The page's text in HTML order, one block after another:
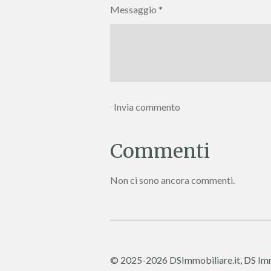
Messaggio *
Invia commento
Commenti
Non ci sono ancora commenti.
© 2025-2026 DSImmobiliare.it, DS